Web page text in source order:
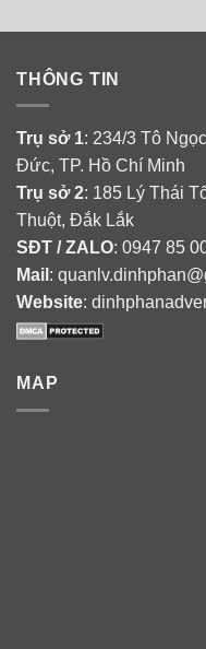
THÔNG TIN
Trụ sở 1: 234/3 Tô
Đức, TP. Hồ Chí Minh
Trụ sở 2: 185 Lý Thái
Thuột, Đắk Lắk
SĐT / ZALO: 0947 85
Mail :
Website:
MAP